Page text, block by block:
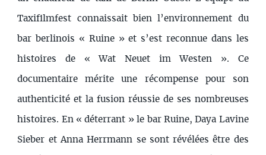
Taxifilmfest connaissait bien l’environnement du
bar berlinois « Ruine » et s’est reconnue dans les
histoires de « Wat Neuet im Westen ». Ce
documentaire mérite une récompense pour son
authenticité et la fusion réussie de ses nombreuses
histoires. En « déterrant » le bar Ruine, Daya Lavine
Sieber et Anna Herrmann se sont révélées être des